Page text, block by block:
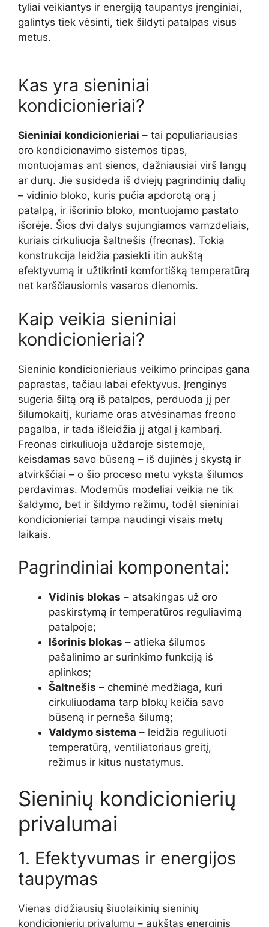
tyliai veikiantys ir energiją taupantys įrenginiai,
galintys tiek vėsinti, tiek šildyti patalpas visus
metus.
Kas yra sieniniai
kondicionieriai?
Sieniniai kondicionieriai – tai populiariausias
oro kondicionavimo sistemos tipas,
montuojamas ant sienos, dažniausiai virš langų
ar durų. Jie susideda iš dviejų pagrindinių dalių
– vidinio bloko, kuris pučia apdorotą orą į
patalpą, ir išorinio bloko, montuojamo pastato
išorėje. Šios dvi dalys sujungiamos vamzdeliais,
kuriais cirkuliuoja šaltnešis (freonas). Tokia
konstrukcija leidžia pasiekti itin aukštą
efektyvumą ir užtikrinti komfortišką temperatūrą
net karščiausiomis vasaros dienomis.
Kaip veikia sieniniai
kondicionieriai?
Sieninio kondicionieriaus veikimo principas gana
paprastas, tačiau labai efektyvus. Įrenginys
sugeria šiltą orą iš patalpos, perduoda jį per
šilumokaitį, kuriame oras atvėsinamas freono
pagalba, ir tada išleidžia jį atgal į kambarį.
Freonas cirkuliuoja uždaroje sistemoje,
keisdamas savo būseną – iš dujinės į skystą ir
atvirkščiai – o šio proceso metu vyksta šilumos
perdavimas. Modernūs modeliai veikia ne tik
šaldymo, bet ir šildymo režimu, todėl sieniniai
kondicionieriai tampa naudingi visais metų
laikais.
Pagrindiniai komponentai:
Vidinis blokas – atsakingas už oro
paskirstymą ir temperatūros reguliavimą
patalpoje;
Išorinis blokas – atlieka šilumos
pašalinimo ar surinkimo funkciją iš
aplinkos;
Šaltnešis – cheminė medžiaga, kuri
cirkuliuodama tarp blokų keičia savo
būseną ir perneša šilumą;
Valdymo sistema – leidžia reguliuoti
temperatūrą, ventiliatoriaus greitį,
režimus ir kitus nustatymus.
Sieninių kondicionierių
privalumai
1. Efektyvumas ir energijos
taupymas
Vienas didžiausių šiuolaikinių sieninių
kondicionierių privalumų – aukštas energinis